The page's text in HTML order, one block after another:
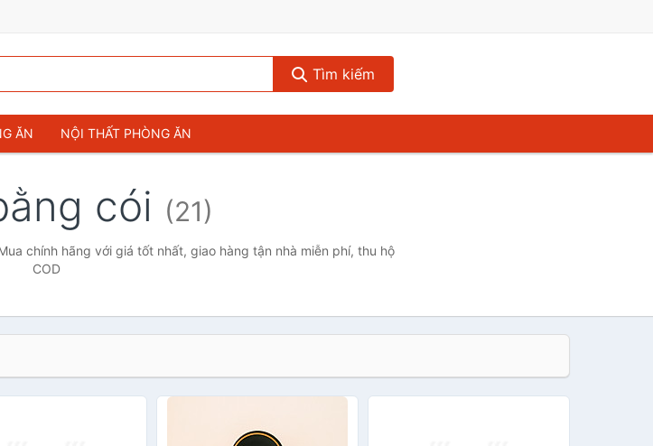
Tìm kiếm
ĂN NỘI THẤT PHÒNG ĂN
cói (21)
chính hãng với giá tốt nhất, giao hàng tận nhà miễn phí, thu hộ
COD